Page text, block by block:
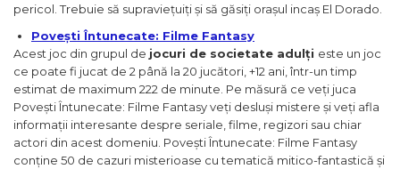
pericol. Trebuie să supraviețuiți și să găsiți orașul incaș El Dorado.
Povești Întunecate: Filme Fantasy
Acest joc din grupul de jocuri de societate adulți este un joc
ce poate fi jucat de 2 până la 20 jucători, +12 ani, într-un timp
estimat de maximum 222 de minute. Pe măsură ce veți juca
Povești Întunecate: Filme Fantasy veți desluși mistere și veți afla
informații interesante despre seriale, filme, regizori sau chiar
actori din acest domeniu. Povești Întunecate: Filme Fantasy
conține 50 de cazuri misterioase cu tematică mitico-fantastică și